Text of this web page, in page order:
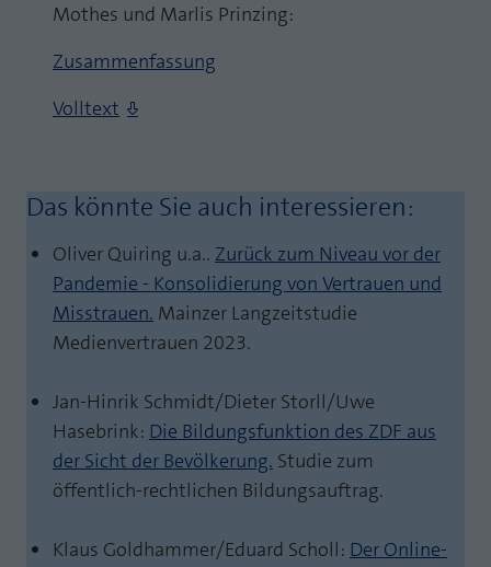
Mothes und Marlis Prinzing:
Zusammenfassung
Volltext
Das könnte Sie auch interessieren:
Oliver Quiring u.a.. Zurück zum Niveau vor der
Pandemie - Konsolidierung von Vertrauen und
Misstrauen. Mainzer Langzeitstudie
Medienvertrauen 2023.
Jan-Hinrik Schmidt/Dieter Storll/Uwe
Hasebrink: Die Bildungsfunktion des ZDF aus
der Sicht der Bevölkerung. Studie zum
öffentlich-rechtlichen Bildungsauftrag.
Klaus Goldhammer/Eduard Scholl: Der Online-